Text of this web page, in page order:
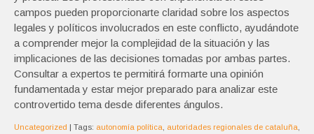
campos pueden proporcionarte claridad sobre los aspectos
legales y políticos involucrados en este conflicto, ayudándote
a comprender mejor la complejidad de la situación y las
implicaciones de las decisiones tomadas por ambas partes.
Consultar a expertos te permitirá formarte una opinión
fundamentada y estar mejor preparado para analizar este
controvertido tema desde diferentes ángulos.
Uncategorized | Tags: autonomía política autoridades regionales de cataluña